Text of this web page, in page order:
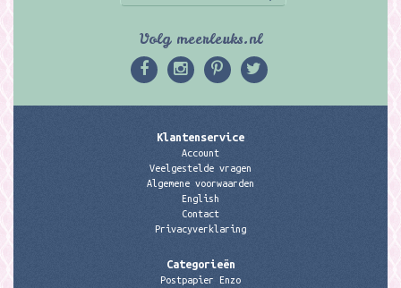
Volg meerleuks.nl
Klantenservice
Account
Veelgestelde vragen
Algemene voorwaarden
English
Contact
Privacyverklaring
Categorieën
Postpapier Enzo